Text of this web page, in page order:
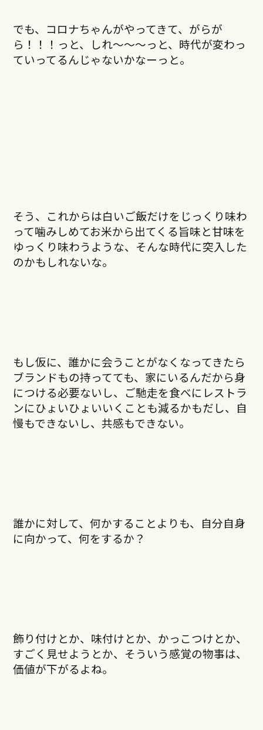
でも、コロナちゃんがやってきて、がらが
ら！！！っと、しれ〜〜〜っと、時代が変わっ
ていってるんじゃないかなーっと。
そう、これからは白いご飯だけをじっくり味わ
って噛みしめてお米から出てくる旨味と甘味を
ゆっくり味わうような、そんな時代に突入した
のかもしれないな。
もし仮に、誰かに会うことがなくなってきたら
ブランドもの持ってても、家にいるんだから身
につける必要ないし、ご馳走を食べにレストラ
ンにひょいひょいいくことも減るかもだし、自
慢もできないし、共感もできない。
誰かに対して、何かすることよりも、自分自身
に向かって、何をするか？
飾り付けとか、味付けとか、かっこつけとか、
すごく見せようとか、そういう感覚の物事は、
価値が下がるよね。